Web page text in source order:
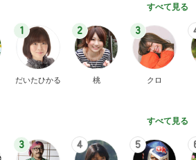
すべて見る
1
だいたひかる
2
桃
3
クロ
すべて見る
3 4 5